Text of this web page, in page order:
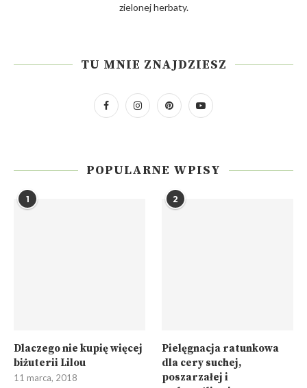
zielonej herbaty.
TU MNIE ZNAJDZIESZ
POPULARNE WPISY
1
Dlaczego nie kupię więcej
biżuterii Lilou
11 marca, 2018
2
Pielęgnacja ratunkowa
dla cery suchej,
poszarzałej i